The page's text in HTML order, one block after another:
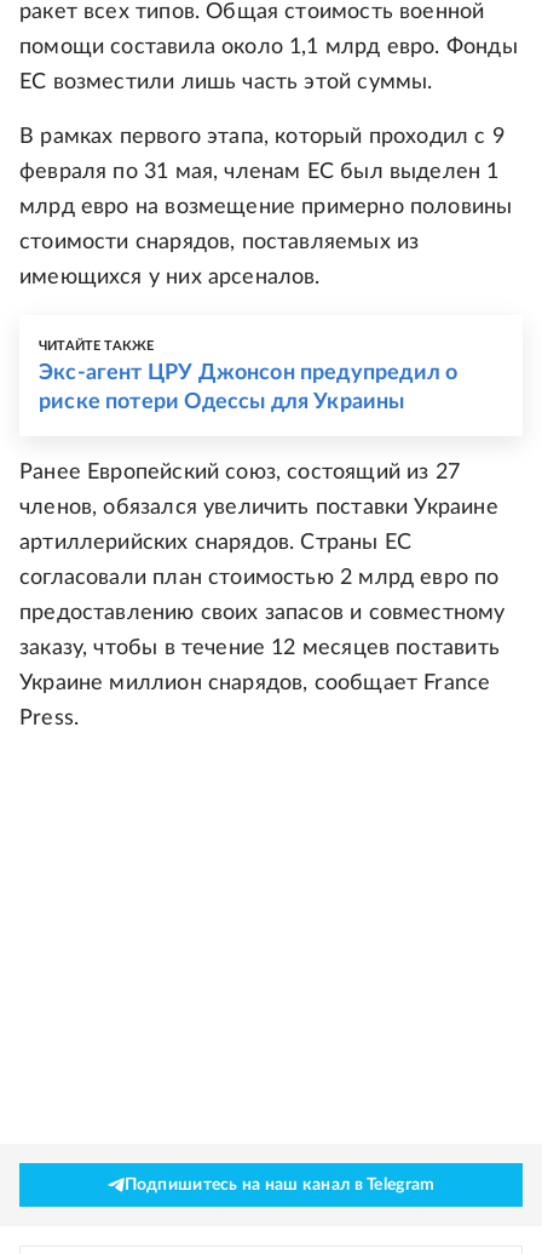
ракет всех типов. Общая стоимость военной
помощи составила около 1,1 млрд евро. Фонды
ЕС возместили лишь часть этой суммы.
В рамках первого этапа, который проходил с 9
февраля по 31 мая, членам ЕС был выделен 1
млрд евро на возмещение примерно половины
стоимости снарядов, поставляемых из
имеющихся у них арсеналов.
ЧИТАЙТЕ ТАКЖЕ
Экс-агент ЦРУ Джонсон предупредил о
риске потери Одессы для Украины
Ранее Европейский союз, состоящий из 27
членов, обязался увеличить поставки Украине
артиллерийских снарядов. Страны ЕС
согласовали план стоимостью 2 млрд евро по
предоставлению своих запасов и совместному
заказу, чтобы в течение 12 месяцев поставить
Украине миллион снарядов, сообщает France
Press.
Подпишитесь на наш канал в Telegram